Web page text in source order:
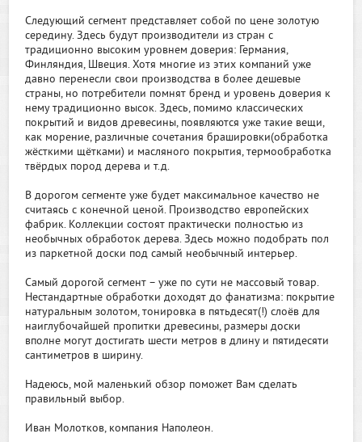
Следующий сегмент представляет собой по цене золотую
середину. Здесь будут производители из стран с
традиционно высоким уровнем доверия: Германия,
Финляндия, Швеция. Хотя многие из этих компаний уже
давно перенесли свои производства в более дешевые
страны, но потребители помнят бренд и уровень доверия к
нему традиционно высок. Здесь, помимо классических
покрытий и видов древесины, появляются уже такие вещи,
как морение, различные сочетания брашировки(обработка
жёсткими щётками) и масляного покрытия, термообработка
твёрдых пород дерева и т.д.
В дорогом сегменте уже будет максимальное качество не
считаясь с конечной ценой. Производство европейских
фабрик. Коллекции состоят практически полностью из
необычных обработок дерева. Здесь можно подобрать пол
из паркетной доски под самый необычный интерьер.
Самый дорогой сегмент – уже по сути не массовый товар.
Нестандартные обработки доходят до фанатизма: покрытие
натуральным золотом, тонировка в пятьдесят(!) слоёв для
наиглубочайшей пропитки древесины, размеры доски
вполне могут достигать шести метров в длину и пятидесяти
сантиметров в ширину.
Надеюсь, мой маленький обзор поможет Вам сделать
правильный выбор.
Иван Молотков, компания Наполеон.